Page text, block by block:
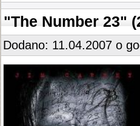
"The Number 23"
Dodano: 11.04.2007 o